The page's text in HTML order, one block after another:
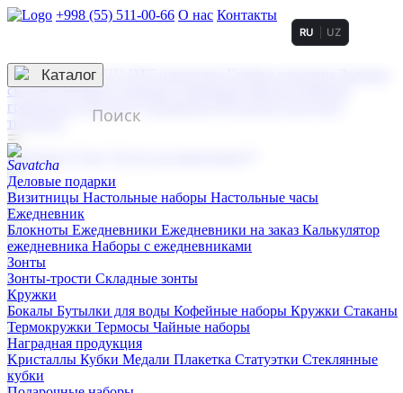
+998 (55) 511-00-66 О нас Контакты
3D гравировка
смолой (Doming)
гравировка твердая
тиснение
RU UZ
☰
Контакты
Каталог
Деловые подарки
Визитницы Настольные наборы Настольные часы
Ежедневник
Блокноты Ежедневники Ежедневники на заказ Калькулятор
ежедневника Наборы с ежедневниками
Зонты
Зонты-трости Складные зонты
Кружки
Бокалы Бутылки для воды Кофейные наборы Кружки Стаканы
Термокружки Термосы Чайные наборы
Наградная продукция
Kристаллы Кубки Медали Плакетка Статуэтки Стеклянные
кубки